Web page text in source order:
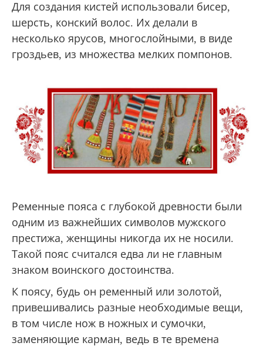
Для создания кистей использовали бисер,
шерсть, конский волос. Их делали в
несколько ярусов, многослойными, в виде
гроздьев, из множества мелких помпонов.
Ременные пояса с глубокой древности были
одним из важнейших символов мужского
престижа, женщины никогда их не носили.
Такой пояс считался едва ли не главным
знаком воинского достоинства.
К поясу, будь он ременный или золотой,
привешивались разные необходимые вещи,
в том числе нож в ножных и сумочки,
заменяющие карман, ведь в те времена